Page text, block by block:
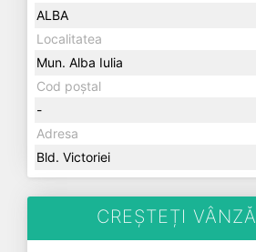
ALBA
Localitatea
Mun. Alba Iulia
Cod poștal
-
Adresa
Bld. Victoriei
CREȘTEȚI